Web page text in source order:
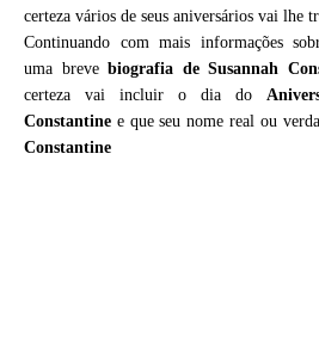
certeza vários de seus aniversários vai lhe
Continuando com mais informações
uma breve biografia de Susannah
certeza vai incluir o dia do
Constantine e que seu nome real ou
Constantine